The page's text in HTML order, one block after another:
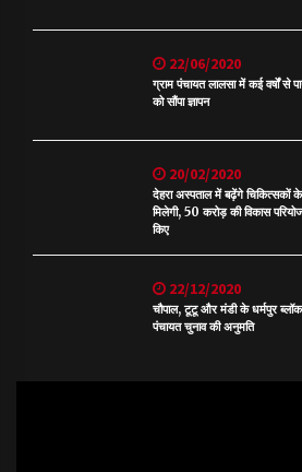
22/06/2020
ग्राम पंचायत लालसा में कई वर्षों से
को सौंपा ज्ञापन
20/02/2020
देहरा अस्पताल में बढ़ेंगे चिकित्सकों
मिलेगी, 50 करोड़ की विकास
किए
22/12/2020
चौपाल, टूटू और मंडी के धर्मपुर
पंचायत चुनाव की अनुमति